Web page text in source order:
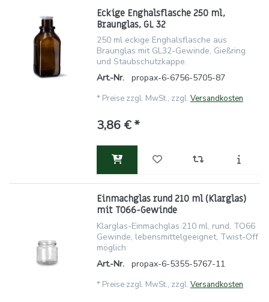
Eckige Enghalsflasche 250 ml,
Braunglas, GL 32
250 ml eckige Enghalsflasche aus
Braunglas mit GL32-Gewinde, Gießring
und Staubschutzkappe.
Art.-Nr.
propax-6-6756-5705-87
* Preise zzgl. MwSt., zzgl. Versandkosten
3,86 € *
Einmachglas rund 210 ml (Klarglas)
mit TO66-Gewinde
Klarglas-Einmachglas 210 ml, rund, TO66
Gewinde, lebensmittelgeeignet, Twist-Off
möglich
Art.-Nr.
propax-6-5355-5767-11
* Preise zzgl. MwSt., zzgl. Versandkosten